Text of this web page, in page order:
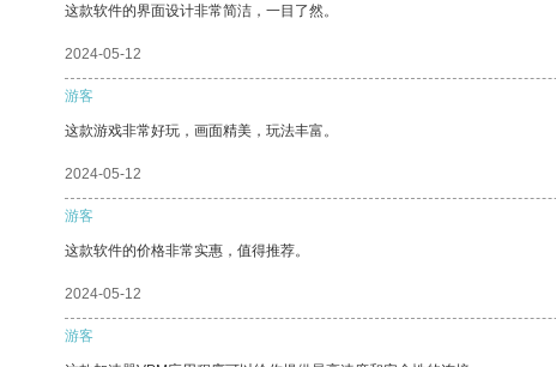
这款软件的界面设计非常简洁，一目了然。
2024-05-12
游客
这款游戏非常好玩，画面精美，玩法丰富。
2024-05-12
游客
这款软件的价格非常实惠，值得推荐。
2024-05-12
游客